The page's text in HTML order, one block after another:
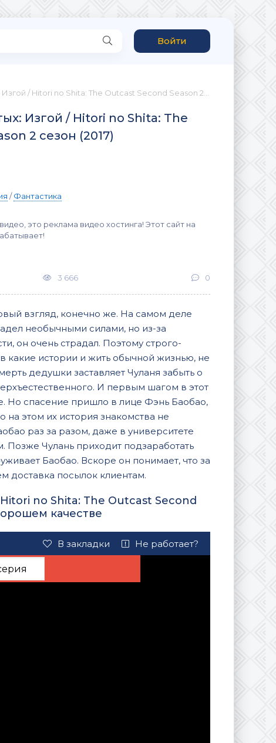
Войти
» Один из отвергнутых: Изгой / Hitori no Shita: The Outcast Second Season 2 сезон (2017)
no Shita: The
2 сезон (2017)
/Фантастика
это реклама видео хостинга! Этот сайт на
3 666 0
взгляд, конечно же. На самом деле
необычными силами, но из-за
он очень страдал. Поэтому строго-
какие истории и жить обычной жизнью, не
дедушки заставляет Чуланя забыть о
И первым шагом в этот
Но спасение пришло в лице Фэнь Баобао,
этом их история знакомства не
раз за разом, даже в университете
Позже Чулань приходит подзаработать
Баобао. Вскоре он понимает, что за
доставка посылок клиентам.
качестве
В закладки Не работает?